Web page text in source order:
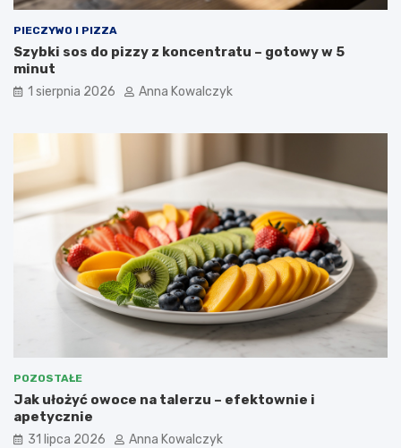
PIECZYWO I PIZZA
Szybki sos do pizzy z koncentratu – gotowy w 5
minut
1 sierpnia 2026 Anna Kowalczyk
POZOSTAŁE
Jak ułożyć owoce na talerzu – efektownie i
apetycznie
31 lipca 2026 Anna Kowalczyk